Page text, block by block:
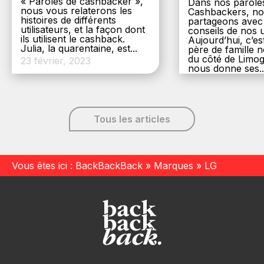
nous vous relaterons les
histoires de différents
utilisateurs, et la façon dont
ils utilisent le cashback.
Julia, la quarentaine, est...
23 février, 2023
Cashbackers,
partageons
conseils de nos
Aujourd’hui,
père de famille
du côté de
nous donne
6 décembre,
Tous les articles
Vous êtes ici : BackBackBack » Marques » LG